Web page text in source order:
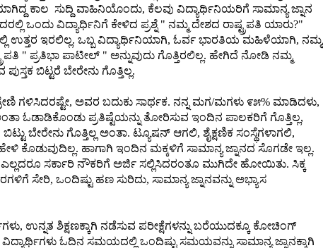
ಕಾಲ ಸುದ್ದಿ ವಾಹಿನಿಯೊಂದು, ಕೆಲವು ವಿದ್ಯಾರ್ಥಿನಿಯರಿಗೆ ಸಾಮಾನ್ಯ ಜ್ನಾನ
ಒಂದು ವಿದ್ಯಾರ್ಧಿನಿಗೆ ಕೇಳಿದ ಪ್ರಶ್ನೆ " ನಮ್ಮ ದೇಶದ ರಾಷ್ಟ್ರಪತಿ ಯಾರು?"
ಉತ್ತರ ಇರಲಿಲ್ಲ. ಒಬ್ಬ ವಿದ್ಯಾರ್ಥಿನಿಯಾಗಿ, ಓರ್ವ ಭಾರತಿಯ ಮಹಿಳೆಯಾಗಿ, ನಮ್ಮ
" ಪ್ರತಿಭಾ ಪಾಟೀಲ್ " ಅನ್ನುವುದು ಗೊತ್ತಿರಲಿಲ್ಲ. ಹೇಗಿದೆ ನೋಡಿ ನಮ್ಮ
ಪುಸ್ತಕ ಬಿಟ್ಟರೆ ಬೇರೇನು ಗೊತ್ತಿಲ್ಲ.
ಗಳಿಸಿದರಷ್ಟೇ, ಅವರ ಬದುಕು ಸಾರ್ಥಕ. ನನ್ನ ಮಗ/ಮಗಳು ೯೫% ಮಾಡಿದಳು,
ಓಡಾಡಿಕೊಂಡು ಪ್ರತಿಷ್ಟೆಯನ್ನು ತೋರಿಸುವ ಇಂದಿನ ಪಾಲಕರಿಗೆ ಗೊತ್ತಿಲ್ಲ,
ಬೇರೇನು ಗೊತ್ತಿಲ್ಲ ಅಂತಾ. ಟ್ಯೂಷನ್ ಆಗಲಿ, ಶೈಕ್ಷಣಿಕ ಸಂಸ್ಥೆಗಳಾಗಲಿ,
ಹೇಳಿ ಕೊಡುವುದಿಲ್ಲ. ಹಾಗಾಗಿ ಇಂದಿನ ಮಕ್ಕಳಿಗೆ ಸಾಮಾನ್ಯ ಜ್ನಾನದ ಸೊಗಡೇ ಇಲ್ಲ.
ಸರ್ಕಾರಿ ನೌಕರಿಗೆ ಅರ್ಜಿ ಸಲ್ಲಿಸಿದರಂತೂ ಮುಗಿದೇ ಹೋಯಿತು. ಸಿಕ್ಕ
ಸೇರಿ, ಒಂದಿಷ್ಟು ಹಣ ಸುರಿದು, ಸಾಮಾನ್ಯ ಜ್ನಾನವನ್ನು ಅಭ್ಯಾಸ
ಉನ್ನತ ಶಿಕ್ಷಣಕ್ಕಾಗಿ ನಡೆಸುವ ಪರೀಕ್ಷೆಗಳನ್ನು ಬರೆಯುದಕ್ಕೂ ಕೋಚಿಂಗ್
ವಿದ್ಯಾರ್ಥಿಗಳು ಓದಿನ ಸಮಯದಲ್ಲಿ ಒಂದಿಷ್ಟು ಸಮಯವನ್ನು ಸಾಮಾನ್ಯ ಜ್ನಾನಕ್ಕಾಗಿ